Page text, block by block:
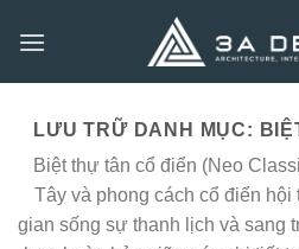
qua
LƯU TRỮ DANH MỤC:
Biệt thự tân cổ điển (Neo
Tây và phong cách cổ điển hội
gian sống sự thanh lịch và sang